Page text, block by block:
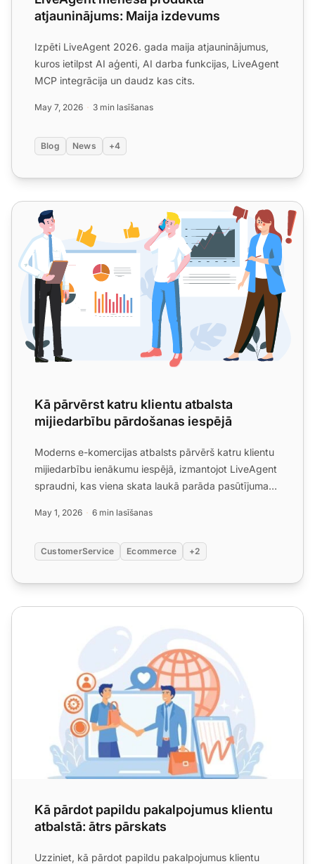
atjauninājums: Maija izdevums
Izpēti LiveAgent 2026. gada maija atjauninājumus,
kuros ietilpst AI aģenti, AI darba funkcijas, LiveAgent
MCP integrācija un daudz kas cits.
May 7, 2026 3 min lasīšanas
Blog News +4
Kā pārvērst katru klientu atbalsta mijiedarbību
Kā pārvērst katru klientu atbalsta
mijiedarbību pārdošanas iespējā
Moderns e-komercijas atbalsts pārvērš katru klientu
mijiedarbību ienākumu iespējā, izmantojot LiveAgent
spraudni, kas viena skata laukā parāda pasūtījuma
May 1, 2026 6 min lasīšanas
CustomerService Ecommerce +2
Kā pārdot papildu pakalpojumus klientu atbalstā: ātrs
Kā pārdot papildu pakalpojumus klientu
atbalstā: ātrs pārskats
Uzziniet, kā pārdot papildu pakalpojumus klientu